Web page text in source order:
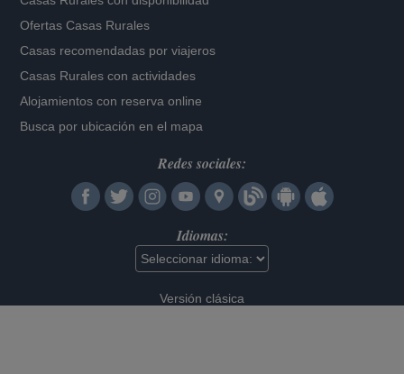
Ofertas Casas Rurales
Casas recomendadas por viajeros
Casas Rurales con actividades
Alojamientos con reserva online
Busca por ubicación en el mapa
Redes sociales:
Idiomas:
Versión clásica